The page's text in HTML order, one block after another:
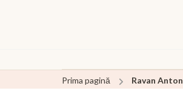
Prima pagină Ravan Anton